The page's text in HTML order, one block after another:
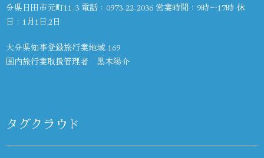
分県日田市元町11-3 電話： 0973-22-2036 営業時間：9時～17時 休
日：1月1日,2日
大分県知事登録旅行業地域-169
国内旅行業取扱管理者 黒木陽介
タグクラウド